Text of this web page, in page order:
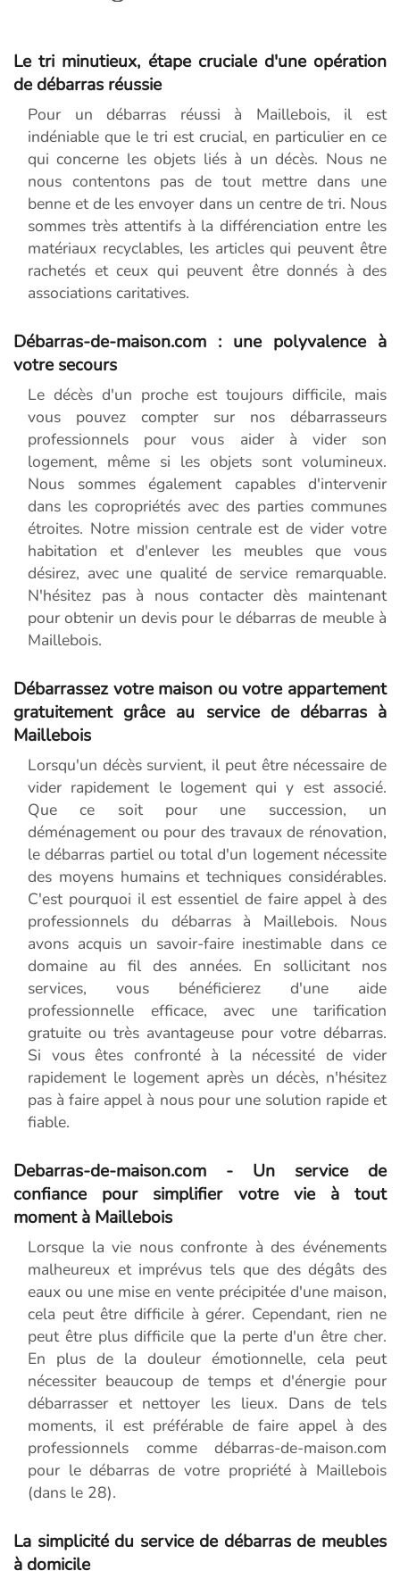
Le tri minutieux, étape cruciale d'une opération
de débarras réussie
Pour un débarras réussi à Maillebois, il est
indéniable que le tri est crucial, en particulier en ce
qui concerne les objets liés à un décès. Nous ne
nous contentons pas de tout mettre dans une
benne et de les envoyer dans un centre de tri. Nous
sommes très attentifs à la différenciation entre les
matériaux recyclables, les articles qui peuvent être
rachetés et ceux qui peuvent être donnés à des
associations caritatives.
Débarras-de-maison.com : une polyvalence à
votre secours
Le décès d'un proche est toujours difficile, mais
vous pouvez compter sur nos débarrasseurs
professionnels pour vous aider à vider son
logement, même si les objets sont volumineux.
Nous sommes également capables d'intervenir
dans les copropriétés avec des parties communes
étroites. Notre mission centrale est de vider votre
habitation et d'enlever les meubles que vous
désirez, avec une qualité de service remarquable.
N'hésitez pas à nous contacter dès maintenant
pour obtenir un devis pour le débarras de meuble à
Maillebois.
Débarrassez votre maison ou votre appartement
gratuitement grâce au service de débarras à
Maillebois
Lorsqu'un décès survient, il peut être nécessaire de
vider rapidement le logement qui y est associé.
Que ce soit pour une succession, un
déménagement ou pour des travaux de rénovation,
le débarras partiel ou total d'un logement nécessite
des moyens humains et techniques considérables.
C'est pourquoi il est essentiel de faire appel à des
professionnels du débarras à Maillebois. Nous
avons acquis un savoir-faire inestimable dans ce
domaine au fil des années. En sollicitant nos
services, vous bénéficierez d'une aide
professionnelle efficace, avec une tarification
gratuite ou très avantageuse pour votre débarras.
Si vous êtes confronté à la nécessité de vider
rapidement le logement après un décès, n'hésitez
pas à faire appel à nous pour une solution rapide et
fiable.
Debarras-de-maison.com - Un service de
confiance pour simplifier votre vie à tout
moment à Maillebois
Lorsque la vie nous confronte à des événements
malheureux et imprévus tels que des dégâts des
eaux ou une mise en vente précipitée d'une maison,
cela peut être difficile à gérer. Cependant, rien ne
peut être plus difficile que la perte d'un être cher.
En plus de la douleur émotionnelle, cela peut
nécessiter beaucoup de temps et d'énergie pour
débarrasser et nettoyer les lieux. Dans de tels
moments, il est préférable de faire appel à des
professionnels comme débarras-de-maison.com
pour le débarras de votre propriété à Maillebois
(dans le 28).
La simplicité du service de débarras de meubles
à domicile